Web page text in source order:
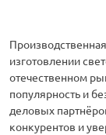
изготовлении
отечественном
популярность и
деловых
конкурентов и